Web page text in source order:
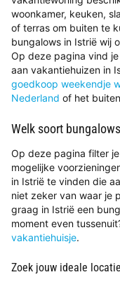
woonkamer, keuken,
of terras om buiten te
bungalows in Istrië wij
Op deze pagina vind
aan vakantiehuizen in
goedkoop weekendje
Nederland of het
Welk soort
Op deze pagina filter
mogelijke
in Istrië te vinden die
niet zeker van waar je
graag in Istrië een
moment even
vakantiehuisje.
Zoek jouw ideale